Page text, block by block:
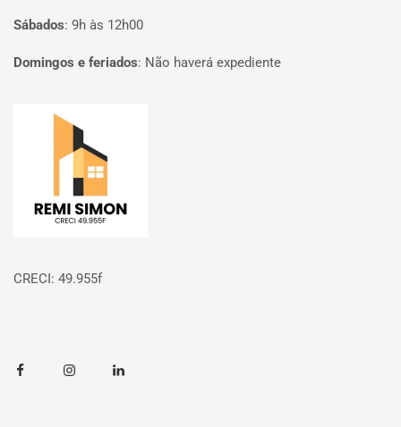
Sábados: 9h às 12h00
Domingos e feriados: Não haverá expediente
Página inicial
CRECI: 49.955f
FacebookInstagramLinkedin